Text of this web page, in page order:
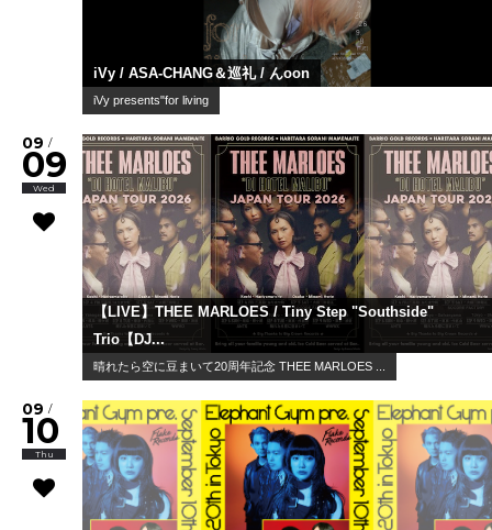
iVy / ASA-CHANG＆巡礼 / んoon
iVy presents"for living
09 /
09
Wed
【LIVE】THEE MARLOES / Tiny Step "Southside"
Trio【DJ...
晴れたら空に豆まいて20周年記念 THEE MARLOES ...
09 /
10
Thu